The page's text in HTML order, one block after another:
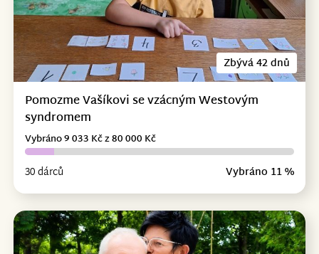
Zbývá 42 dnů
Pomozme Vašíkovi se vzácným Westovým
syndromem
30 dárců Vybráno 11 %
Vybráno 9 033 Kč z 80 000 Kč